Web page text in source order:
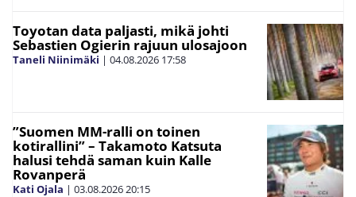
Toyotan data paljasti, mikä johti
Sebastien Ogierin rajuun ulosajoon
Taneli Niinimäki | 04.08.2026 17:58
”Suomen MM-ralli on toinen
kotirallini” – Takamoto Katsuta
halusi tehdä saman kuin Kalle
Rovanperä
Kati Ojala | 03.08.202620:15